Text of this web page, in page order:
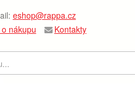
eshop@rappa.cz
nákupu Kontakty